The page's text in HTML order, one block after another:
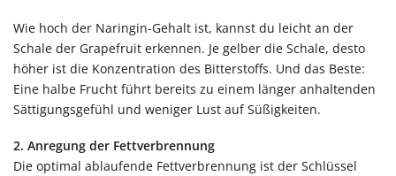
Wie hoch der Naringin-Gehalt ist, kannst du leicht an der
Schale der Grapefruit erkennen. Je gelber die Schale, desto
höher ist die Konzentration des Bitterstoffs. Und das Beste:
Eine halbe Frucht führt bereits zu einem länger anhaltenden
Sättigungsgefühl und weniger Lust auf Süßigkeiten.
2. Anregung der Fettverbrennung
Die optimal ablaufende Fettverbrennung ist der Schlüssel